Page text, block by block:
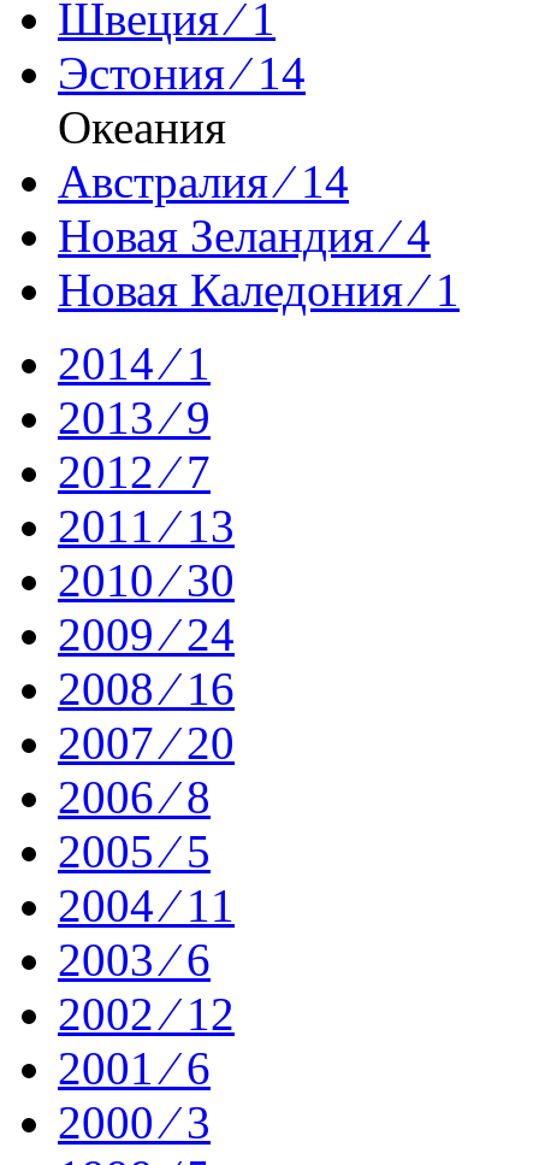
Швеция ⁄ 1
Эстония ⁄ 14
Океания
Австралия ⁄ 14
Новая Зеландия ⁄ 4
Новая Каледония ⁄ 1
2014 ⁄ 1
2013 ⁄ 9
2012 ⁄ 7
2011 ⁄ 13
2010 ⁄ 30
2009 ⁄ 24
2008 ⁄ 16
2007 ⁄ 20
2006 ⁄ 8
2005 ⁄ 5
2004 ⁄ 11
2003 ⁄ 6
2002 ⁄ 12
2001 ⁄ 6
2000 ⁄ 3